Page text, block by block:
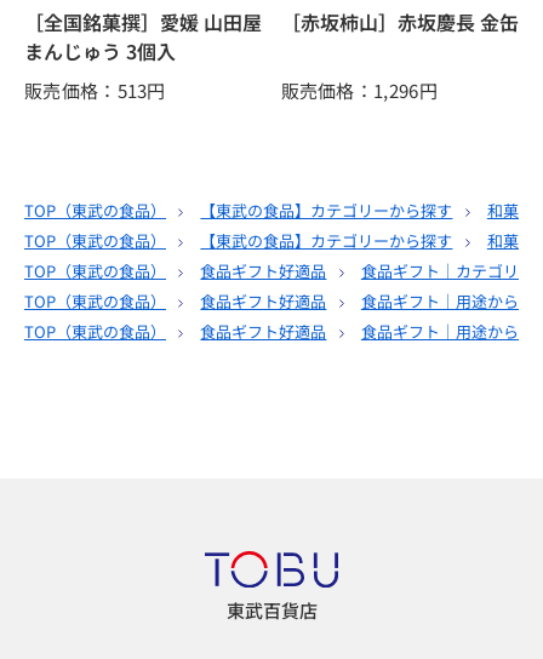
［全国銘菓撰］愛媛 山田屋
まんじゅう 3個入
販売価格：513円
［赤坂柿山］赤坂慶長 金缶
販売価格：1,296円
TOP（東武の食品） 【東武の食品】カテゴリーから探す
和菓子
TOP（東武の食品） 【東武の食品】カテゴリーから探す
和菓子
TOP（東武の食品） 食品ギフト好適品
食品ギフト｜カテゴリー
TOP（東武の食品） 食品ギフト好適品
食品ギフト｜用途から選
TOP（東武の食品） 食品ギフト好適品 食品ギフト｜用途から選
東武百貨店